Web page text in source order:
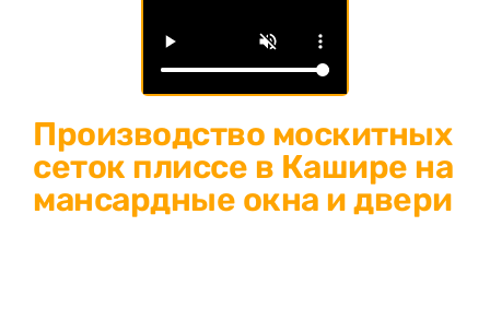
Производство москитных
сеток плиссе в Кашире на
мансардные окна и двери